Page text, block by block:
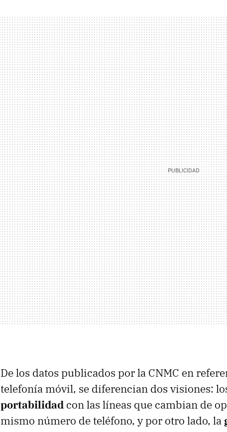
De los datos publicados por la CNMC en
telefonía móvil, se diferencian dos visiones:
portabilidad con las líneas que cambian de
mismo número de teléfono, y por otro lado, la